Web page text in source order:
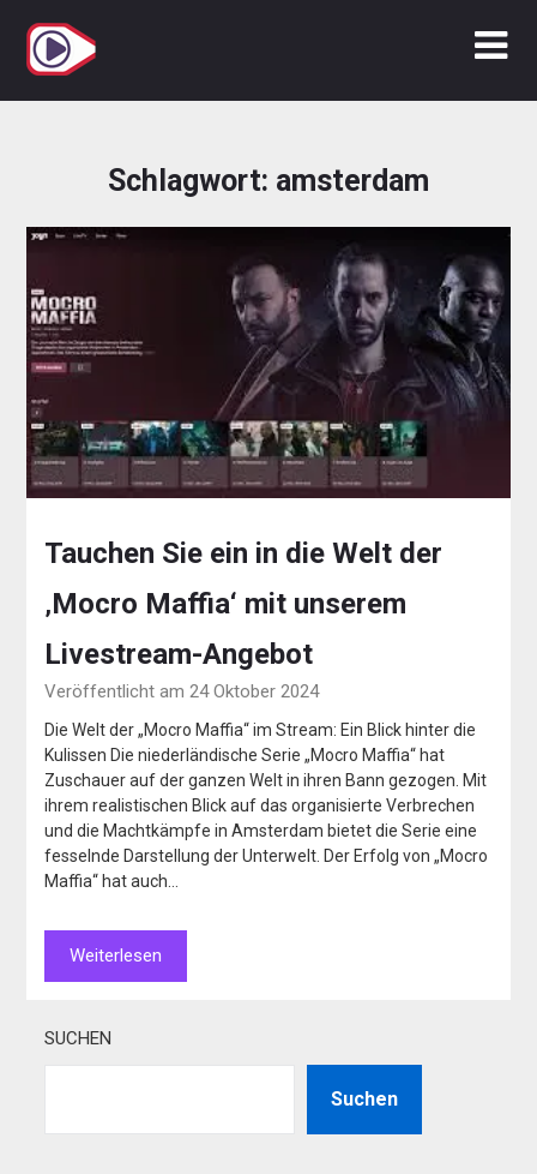
Inhalt
springen
Schlagwort: amsterdam
Tauchen Sie ein in die Welt der
‚Mocro Maffia‘ mit unserem
Livestream-Angebot
Veröffentlicht am 24 Oktober 2024
Die Welt der „Mocro Maffia“ im Stream: Ein Blick hinter die
Kulissen Die niederländische Serie „Mocro Maffia“ hat
Zuschauer auf der ganzen Welt in ihren Bann gezogen. Mit
ihrem realistischen Blick auf das organisierte Verbrechen
und die Machtkämpfe in Amsterdam bietet die Serie eine
fesselnde Darstellung der Unterwelt. Der Erfolg von „Mocro
Maffia“ hat auch…
Weiterlesen
SUCHEN
Suchen